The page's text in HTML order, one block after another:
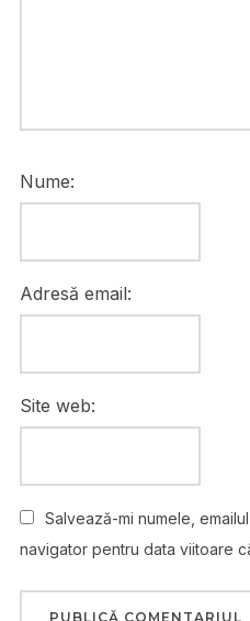
Nume:
Adresă email:
Site web:
Salvează-mi numele,
navigator pentru data viitoare